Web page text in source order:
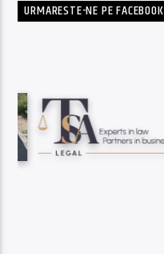
URMARESTE-NE PE FACEBOOK